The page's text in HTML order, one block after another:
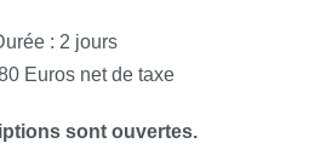
: 2 jours
Euros net de taxe
sont ouvertes.